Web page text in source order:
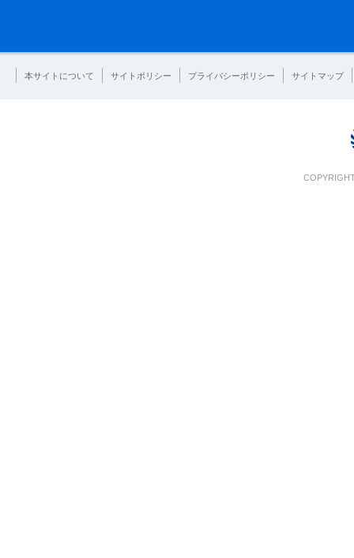
本サイトについて サイトポリシー プライバシーポリシー サイトマップ